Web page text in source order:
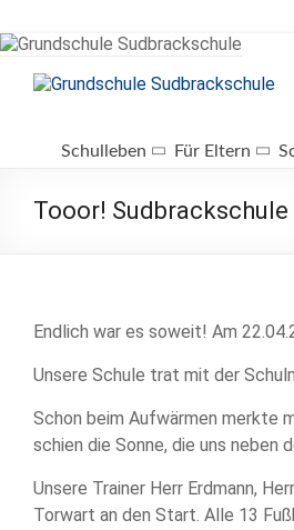
Zum
springen
Grundschule
Schulleben Für Eltern
Tooor!
Endlich war es soweit! Am
Unsere Schule trat mit der
Schon beim Aufwärmen merkte
schien die Sonne, die uns neben
Unsere Trainer Herr Erdmann,
Torwart an den Start. Alle 13